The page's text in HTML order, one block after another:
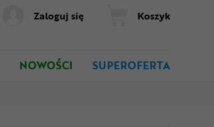
Zaloguj się Koszyk
NOWOŚCI SUPEROFERTA